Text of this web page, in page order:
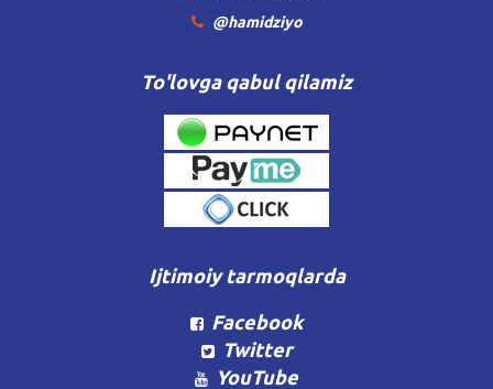
@hamidziyo
To'lovga qabul qilamiz
Ijtimoiy tarmoqlarda
Facebook
Twitter
YouTube